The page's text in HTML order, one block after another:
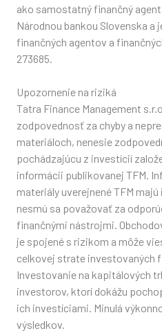
ako samostatný finančný
Národnou bankou Slovenska a
finančných agentov a
273685.
Upozornenie na riziká
Tatra Finance Management
zodpovednosť za chyby a
materiáloch, nenesie
pochádzajúcu z investícií
informácii publikovanej TFM.
materiály uverejnené TFM
nesmú sa považovať za
finančnými nástrojmi.
je spojené s rizikom a môže
celkovej strate investovaných
Investovanie na kapitálových
investorov, ktorí dokážu
ich investíciami. Minulá
výsledkov.